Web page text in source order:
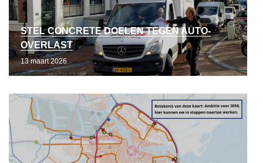
STEL CONCRETE DOELEN TEGEN AUTO-
OVERLAST
13 maart 2026